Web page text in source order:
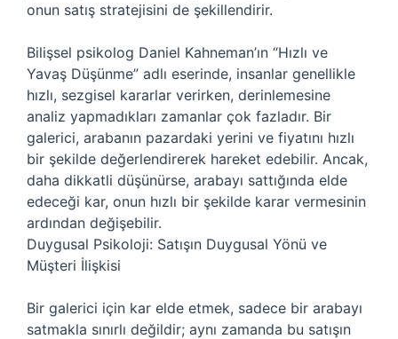
onun satış stratejisini de şekillendirir.
Bilişsel psikolog Daniel Kahneman’ın “Hızlı ve
Yavaş Düşünme” adlı eserinde, insanlar genellikle
hızlı, sezgisel kararlar verirken, derinlemesine
analiz yapmadıkları zamanlar çok fazladır. Bir
galerici, arabanın pazardaki yerini ve fiyatını hızlı
bir şekilde değerlendirerek hareket edebilir. Ancak,
daha dikkatli düşünürse, arabayı sattığında elde
edeceği kar, onun hızlı bir şekilde karar vermesinin
ardından değişebilir.
Duygusal Psikoloji: Satışın Duygusal Yönü ve
Müşteri İlişkisi
Bir galerici için kar elde etmek, sadece bir arabayı
satmakla sınırlı değildir; aynı zamanda bu satışın